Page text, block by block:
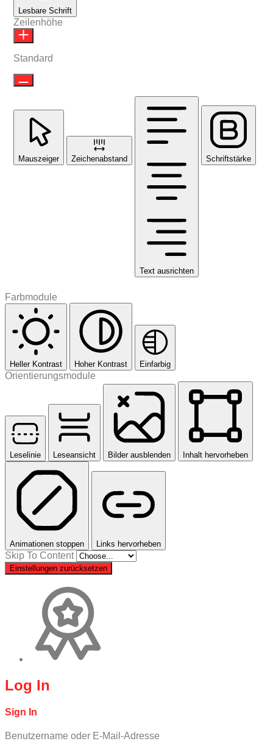
Lesbare Schrift
Zeilenhöhe
Standard
Mauszeiger Zeichenabstand
Text ausrichten
Schriftstärke
Farbmodule
Heller Kontrast Hoher Kontrast Einfarbig
Orientierungsmodule
Leselinie Leseansicht Bilder ausblenden Inhalt hervorheben
Animationen stoppen Links hervorheben
Skip To Content
Einstellungen zurücksetzen
Log In
Sign In
Benutzername oder E-Mail-Adresse